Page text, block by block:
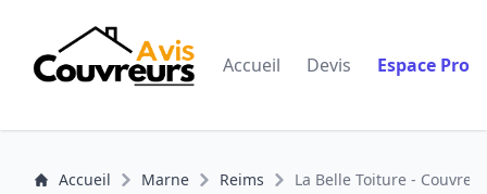
Accueil Devis Espace Pro
Accueil Marne Reims La Belle Toiture -